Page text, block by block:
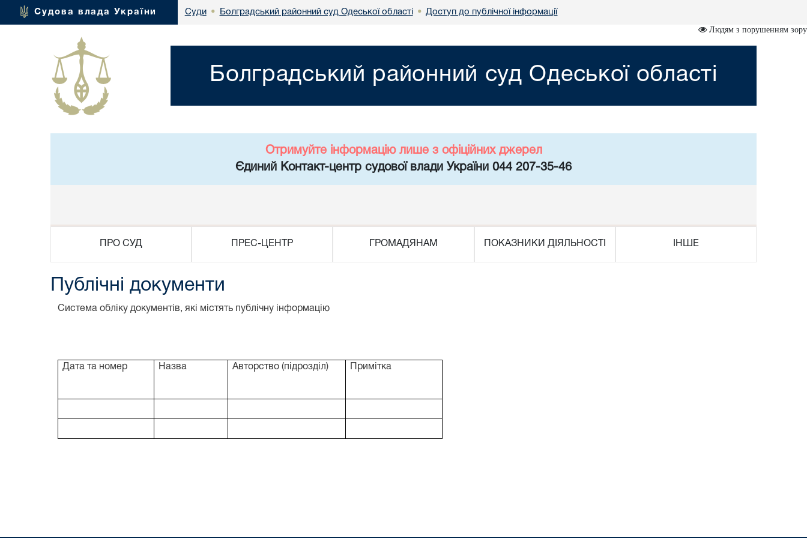
Судова влада України Суди • Болградський районний суд Одеської області • Доступ до публічної інформації
Людям з порушенням зору
Болградський районний суд Одеської області
Отримуйте інформацію лише з офіційних джерел
Єдиний Контакт-центр судової влади України 044 207-35-46
ПРО СУД ПРЕС-ЦЕНТР ГРОМАДЯНАМ ПОКАЗНИКИ ДІЯЛЬНОСТІ ІНШЕ
Публічні документи
Система обліку документів, які містять публічну інформацію
Дата та номер Назва Авторство (підрозділ) Примітка